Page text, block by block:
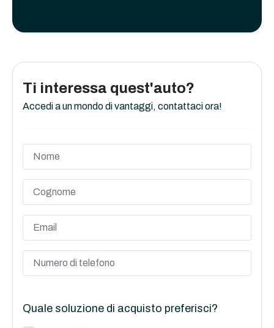
Ti interessa quest'auto?
Accedi a un mondo di vantaggi, contattaci ora!
Quale soluzione di acquisto preferisci?